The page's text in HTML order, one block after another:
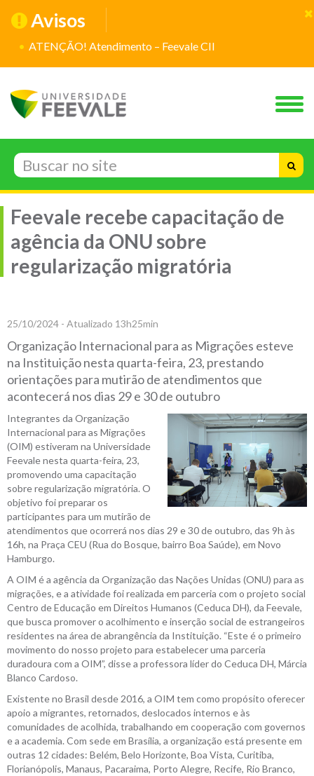
Avisos
ATENÇÃO! Atendimento – Feevale CII
Feevale recebe capacitação de
agência da ONU sobre
regularização migratória
25/10/2024 - Atualizado 13h25min
Organização Internacional para as Migrações esteve
na Instituição nesta quarta-feira, 23, prestando
orientações para mutirão de atendimentos que
acontecerá nos dias 29 e 30 de outubro
Integrantes da Organização
Internacional para as Migrações
(OIM) estiveram na Universidade
Feevale nesta quarta-feira, 23,
promovendo uma capacitação
sobre regularização migratória. O
objetivo foi preparar os
participantes para um mutirão de
atendimentos que ocorrerá nos dias 29 e 30 de outubro, das 9h às
16h, na Praça CEU (Rua do Bosque, bairro Boa Saúde), em Novo
Hamburgo.
A OIM é a agência da Organização das Nações Unidas (ONU) para as
migrações, e a atividade foi realizada em parceria com o projeto social
Centro de Educação em Direitos Humanos (Ceduca DH), da Feevale,
que busca promover o acolhimento e inserção social de estrangeiros
residentes na área de abrangência da Instituição. “Este é o primeiro
movimento do nosso projeto para estabelecer uma parceria
duradoura com a OIM”, disse a professora líder do Ceduca DH, Márcia
Blanco Cardoso.
Existente no Brasil desde 2016, a OIM tem como propósito oferecer
apoio a migrantes, retornados, deslocados internos e às
comunidades de acolhida, trabalhando em cooperação com governos
e a academia. Com sede em Brasília, a organização está presente em
outras 12 cidades: Belém, Belo Horizonte, Boa Vista, Curitiba,
Florianópolis, Manaus, Pacaraima, Porto Alegre, Recife, Rio Branco,